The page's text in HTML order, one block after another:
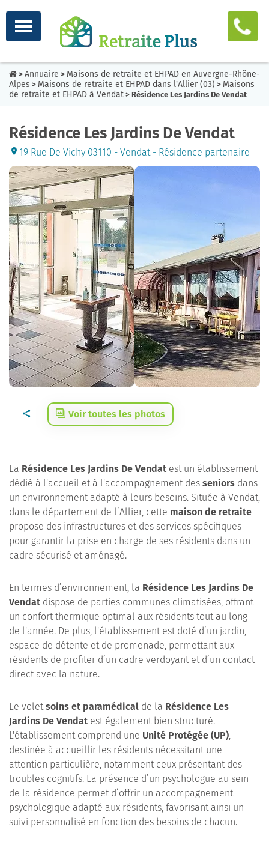
> Annuaire > Maisons de retraite et EHPAD en Auvergne-Rhône-
Alpes > Maisons de retraite et EHPAD dans l'Allier (03) > Maisons
de retraite et EHPAD à Vendat > Résidence Les Jardins De Vendat
Résidence Les Jardins De Vendat
19 Rue De Vichy 03110 - Vendat - Résidence partenaire
Voir toutes les photos
La Résidence Les Jardins De Vendat est un établissement
dédié à l'accueil et à l'accompagnement des seniors dans
un environnement adapté à leurs besoins. Située à Vendat,
dans le département de l’Allier, cette maison de retraite
propose des infrastructures et des services spécifiques
pour garantir la prise en charge de ses résidents dans un
cadre sécurisé et aménagé.
En termes d’environnement, la Résidence Les Jardins De
Vendat dispose de parties communes climatisées, offrant
un confort thermique optimal aux résidents tout au long
de l'année. De plus, l'établissement est doté d’un jardin,
espace de détente et de promenade, permettant aux
résidents de profiter d’un cadre verdoyant et d’un contact
direct avec la nature.
Le voletsoins et paramédical de la Résidence Les
Jardins De Vendat est également bien structuré.
L'établissement comprend une Unité Protégée (UP),
destinée à accueillir les résidents nécessitant une
attention particulière, notamment ceux présentant des
troubles cognitifs. La présence d’un psychologue au sein
de la résidence permet d’offrir un accompagnement
psychologique adapté aux résidents, favorisant ainsi un
suivi personnalisé en fonction des besoins de chacun.